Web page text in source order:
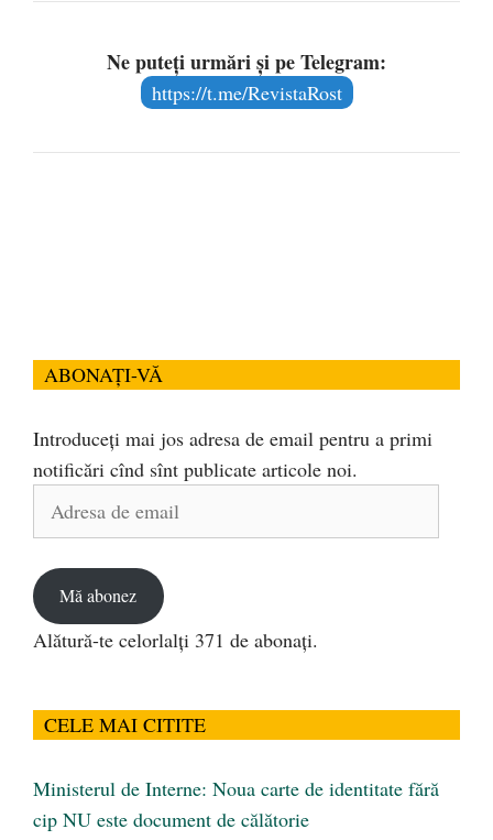
Ne puteți urmări și pe Telegram:
https://t.me/RevistaRost
ABONAȚI-VĂ
Introduceți mai jos adresa de email pentru a primi
notificări cînd sînt publicate articole noi.
Mă abonez
Alătură-te celorlalți 371 de abonați.
CELE MAI CITITE
Ministerul de Interne: Noua carte de identitate fără
cip NU este document de călătorie